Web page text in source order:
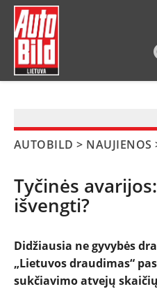
AUTOBILD > NAUJIENOS
Tyčinės
išvengti?
Didžiausia ne gyvybės
„Lietuvos draudimas“
sukčiavimo atvejų